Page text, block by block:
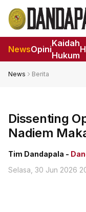
NewsOpini
Kaidah
Hukum
News Berita
Dissenting
Nadiem
Tim Dandapala -
Selasa, 30 Jun 2026